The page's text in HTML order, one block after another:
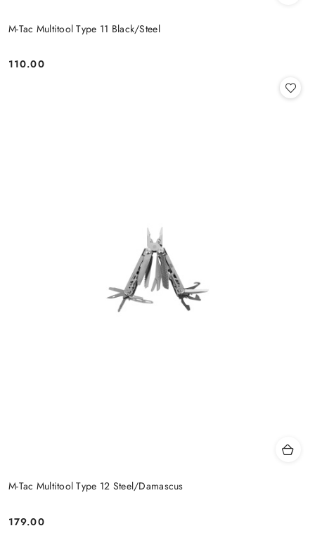
M-Tac Multitool Type 11 Black/Steel
Cena:
110.00
M-Tac Multitool Type 12 Steel/Damascus
Cena:
179.00